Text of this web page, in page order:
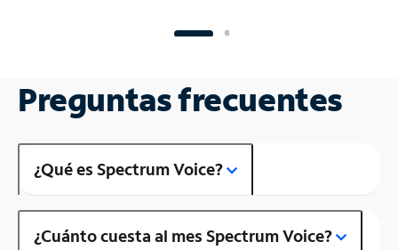
Preguntas frecuentes
¿Qué es Spectrum Voice?
¿Cuánto cuesta al mes Spectrum Voice?